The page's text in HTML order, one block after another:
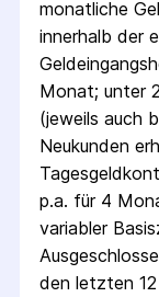
monatliche
innerhalb der
Monat; unter
(jeweils auch
Neukunden
p.a. für 4
variabler
den letzten